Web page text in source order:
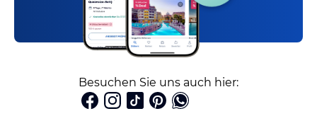
Besuchen Sie uns auch hier: